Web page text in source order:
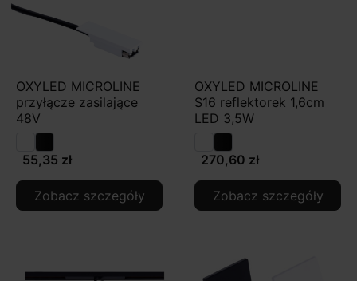
OXYLED MICROLINE
przyłącze zasilające
48V
55,35 zł
Zobacz szczegóły
OXYLED MICROLINE
S16 reflektorek 1,6cm
LED 3,5W
270,60 zł
Zobacz szczegóły